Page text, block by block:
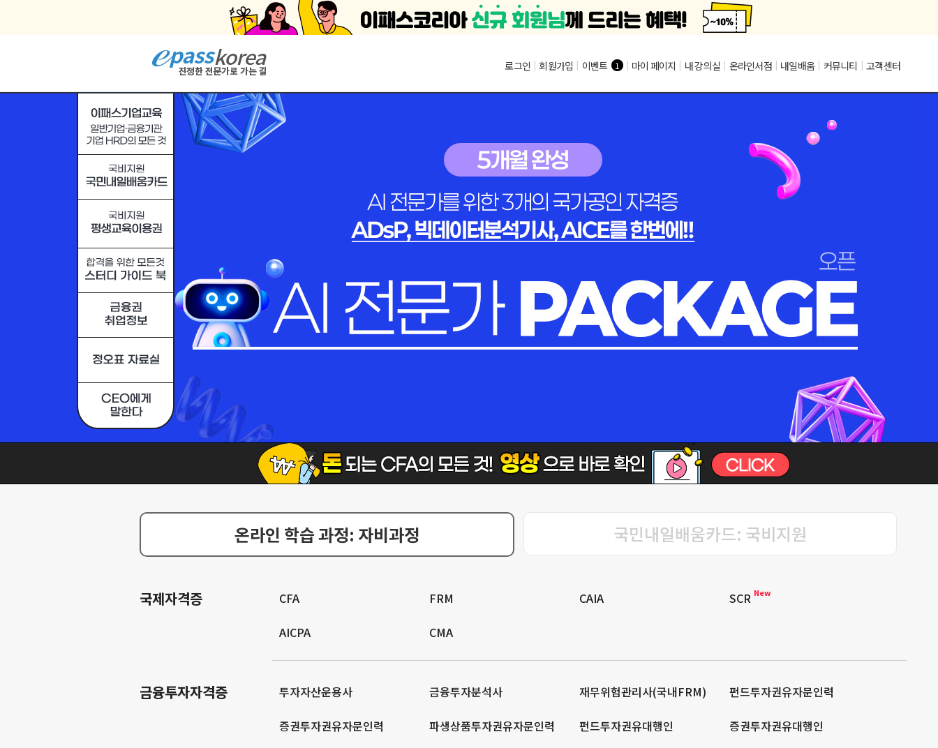
로그인 | 회원가입 | 이벤트 1 | 마이 페이지 | 내 강의실 | 온라인서점 | 내일배움 | 커뮤니티 | 고객센터
온라인 학습 과정: 자비과정 국민내일배움카드: 국비지원
국제자격증 CFA FRM CAIA SCR New
AICPA CMA
금융투자자격증 투자자산운용사 금융투자분석사 재무위험관리사(국내FRM) 펀드투자권유자문인력
증권투자권유자문인력 파생상품투자권유자문인력 펀드투자권유대행인 증권투자권유대행인